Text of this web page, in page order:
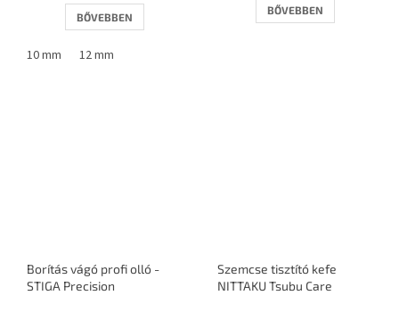
5-
ből
csillag.
BŐVEBBEN
10 mm 12 mm
BŐVEBBEN
Borítás vágó profi olló -
STIGA Precision
Szemcse tisztító kefe
NITTAKU Tsubu Care